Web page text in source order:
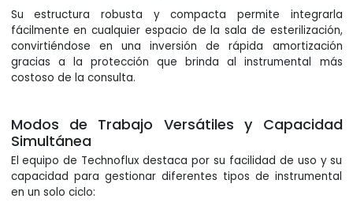
Su estructura robusta y compacta permite integrarla
fácilmente en cualquier espacio de la sala de esterilización,
convirtiéndose en una inversión de rápida amortización
gracias a la protección que brinda al instrumental más
costoso de la consulta.
Modos de Trabajo Versátiles y Capacidad
Simultánea
El equipo de Technoflux destaca por su facilidad de uso y su
capacidad para gestionar diferentes tipos de instrumental
en un solo ciclo: